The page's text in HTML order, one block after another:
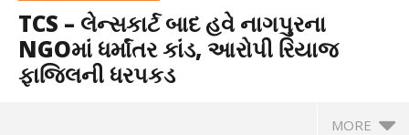
TCS – લેન્સકાર્ટ બાદ હવે નાગપુરના
NGOમાં ધર્માંતર કાંડ, આરોપી રિયાજ
ફાજિલની ધરપકડ
MORE